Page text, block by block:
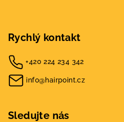
Rychlý kontakt
+420 224 234 342
info@hairpoint.cz
Sledujte nás